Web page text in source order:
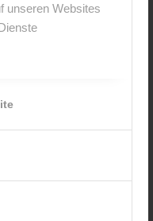
unseren Websites